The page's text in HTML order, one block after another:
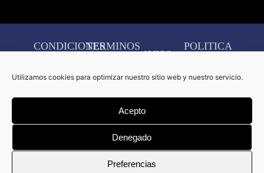
Utilizamos cookies para optimizar nuestro sitio web y nuestro servicio.
Acepto
Denegado
Preferencias
CONDICIONES
COMPRA
TERMINOS
CONDICIONES
AVISO
LEGAL
POLITICA
COOKIES
CONFIGURACIÓN
DE
COOKIES
Copyright © 2026 Servymex –